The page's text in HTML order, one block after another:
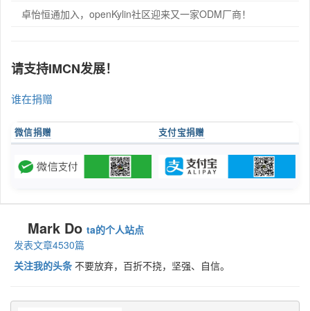
卓怡恒通加入，openKylin社区迎来又一家ODM厂商！
请支持IMCN发展！
谁在捐赠
微信捐赠 支付宝捐赠
Mark Do ta的个人站点
发表文章4530篇
关注我的头条 不要放弃，百折不挠，坚强、自信。